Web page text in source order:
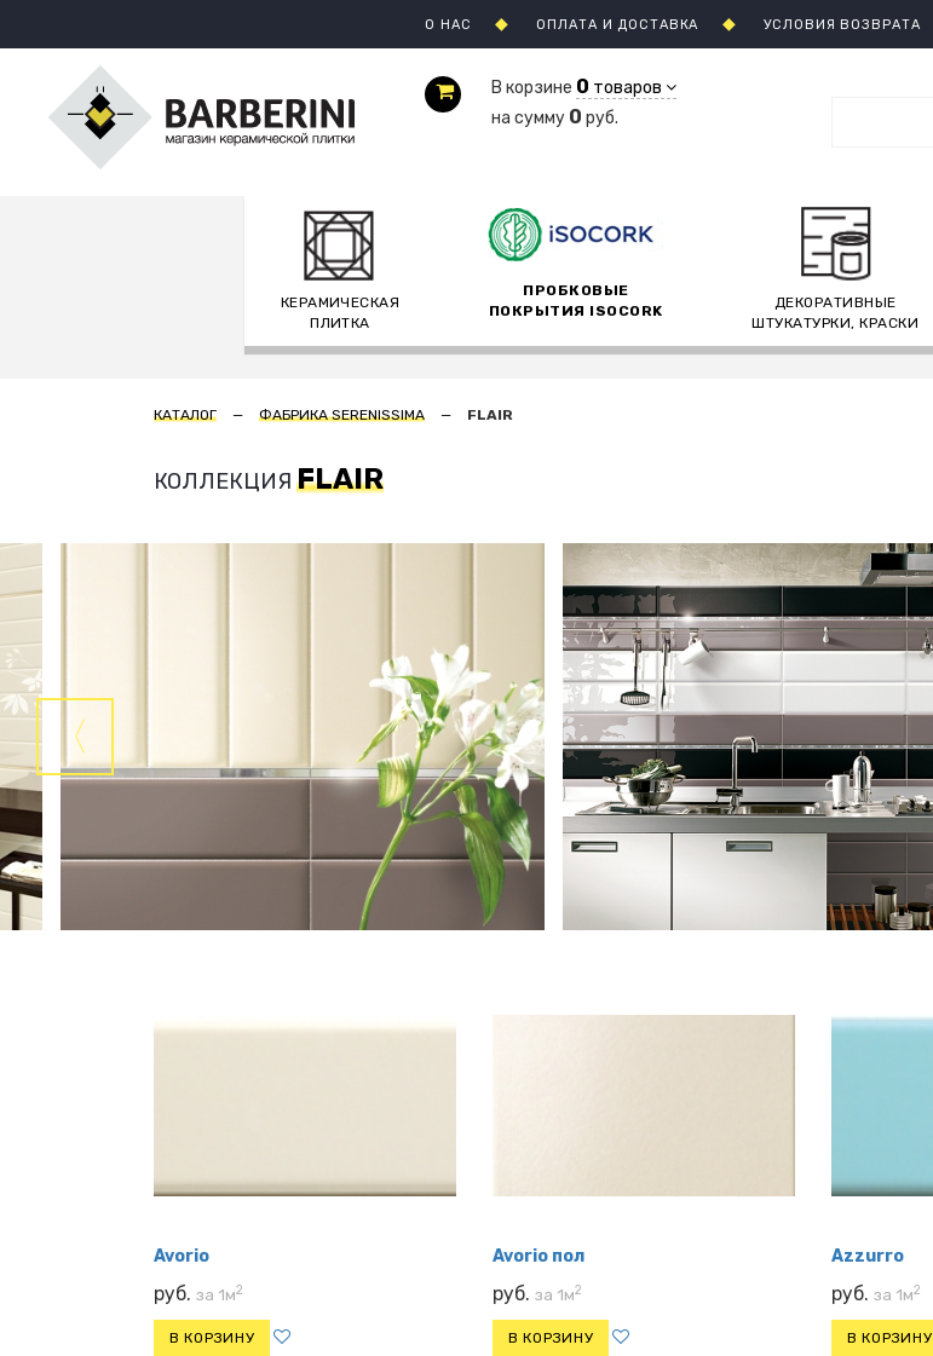
О НАС ОПЛАТА И ДОСТАВКА УСЛОВИЯ ВОЗВРАТА
В корзине 0 товаров
на сумму 0 руб.
КЕРАМИЧЕСКАЯ
ПЛИТКА
ПРОБКОВЫЕ
ПОКРЫТИЯ ISOCORK
ДЕКОРАТИВНЫЕ
ШТУКАТУРКИ, КРАСКИ
КАТАЛОГ ФАБРИКА SERENISSIMA FLAIR
КОЛЛЕКЦИЯ FLAIR
Avorio
руб. за 1м2
В КОРЗИНУ
Avorio пол
руб. за 1м2
В КОРЗИНУ
Azzurro
руб. за 1м2
В КОРЗИНУ